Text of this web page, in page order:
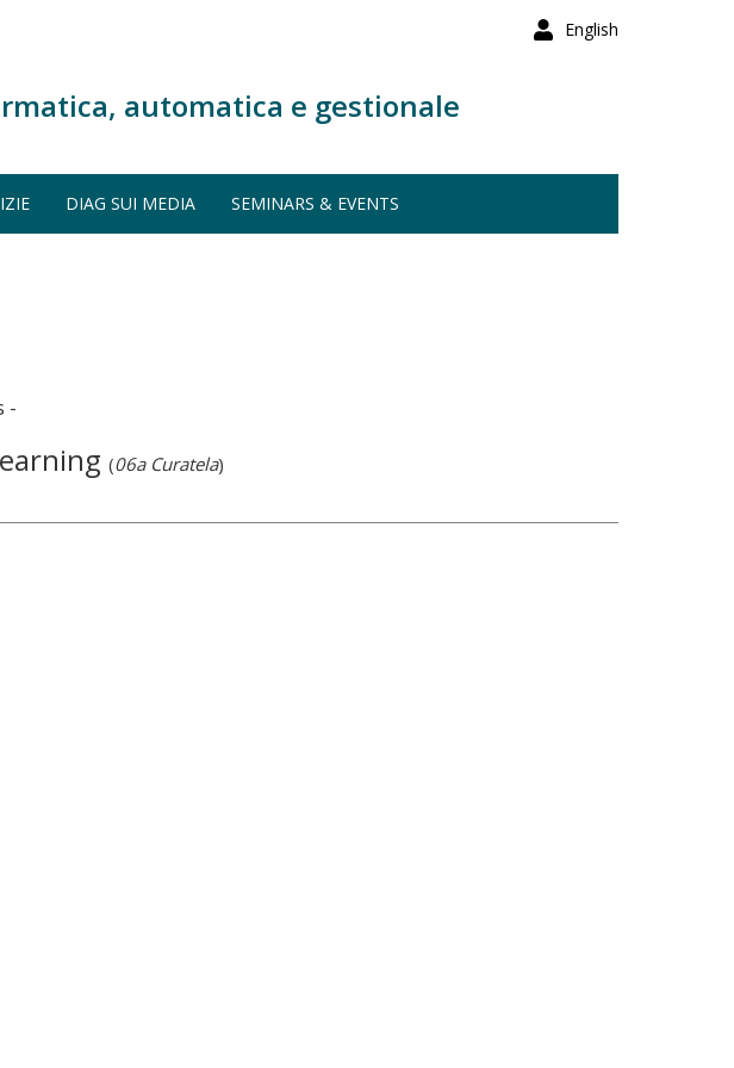
English
automatica e gestionale
DIAG SUI MEDIA SEMINARS & EVENTS
-
(06a Curatela)